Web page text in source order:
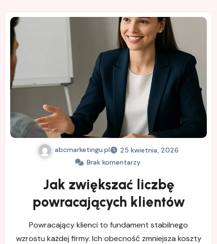
abcmarketingu.pl
25 kwietnia, 2026
Brak komentarzy
Jak zwiększać liczbę
powracających klientów
Powracający klienci to fundament stabilnego
wzrostu każdej firmy. Ich obecność zmniejsza koszty